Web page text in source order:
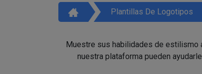
Plantillas De Logotipos
Muestre sus habilidades de estilismo
nuestra plataforma pueden